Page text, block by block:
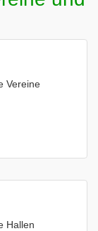
Vereine
Hallen